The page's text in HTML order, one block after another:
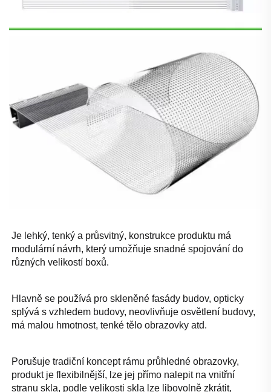
Je lehký, tenký a průsvitný, konstrukce produktu má
modulární návrh, který umožňuje snadné spojování do
různých velikostí boxů.
Hlavně se používá pro skleněné fasády budov, opticky
splývá s vzhledem budovy, neovlivňuje osvětlení budovy,
má malou hmotnost, tenké tělo obrazovky atd.
Porušuje tradiční koncept rámu průhledné obrazovky,
produkt je flexibilnější, lze jej přímo nalepit na vnitřní
stranu skla, podle velikosti skla lze libovolně zkrátit,